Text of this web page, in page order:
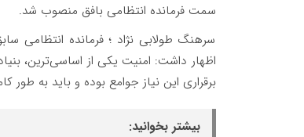
سمت فرمانده انتظامی بافق منصوب شد.
سرهنگ طولابی نژاد ؛ فرمانده انتظامی
اظهار داشت: امنیت یکی از اساسی‌ترین،
برقراری این نیاز جوامع بوده و باید به طور
بیشتر بخوانید: